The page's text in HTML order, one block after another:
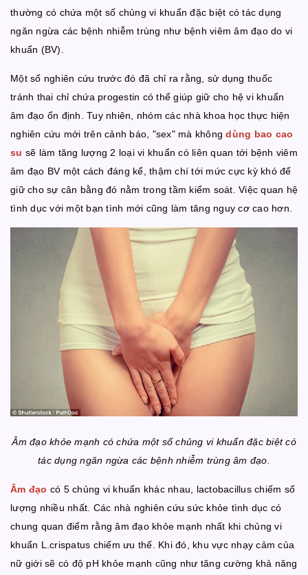
thường có chứa một số chủng vi khuẩn đặc biệt có tác dụng
ngăn ngừa các bệnh nhiễm trùng như bệnh viêm âm đạo do vi
khuẩn (BV).
Một số nghiên cứu trước đó đã chỉ ra rằng, sử dụng thuốc
tránh thai chỉ chứa progestin có thể giúp giữ cho hệ vi khuẩn
âm đạo ổn định. Tuy nhiên, nhóm các nhà khoa học thực hiện
nghiên cứu mới trên cảnh báo, "sex" mà khôngdùng bao cao
su sẽ làm tăng lượng 2 loại vi khuẩn có liên quan tới bệnh viêm
âm đạo BV một cách đáng kể, thậm chí tới mức cực kỳ khó để
giữ cho sự cân bằng đó nằm trong tầm kiểm soát. Việc quan hệ
tình dục với một bạn tình mới cũng làm tăng nguy cơ cao hơn.
Âm đạo khỏe mạnh có chứa một số chủng vi khuẩn đặc biệt có
tác dụng ngăn ngừa các bệnh nhiễm trùng âm đạo.
Âm đạo có 5 chủng vi khuẩn khác nhau, lactobacillus chiếm số
lượng nhiều nhất. Các nhà nghiên cứu sức khỏe tình dục có
chung quan điểm rằng âm đạo khỏe mạnh nhất khi chủng vi
khuẩn L.crispatus chiếm ưu thế. Khi đó, khu vực nhạy cảm của
nữ giới sẽ có độ pH khỏe mạnh cũng như tăng cường khả năng